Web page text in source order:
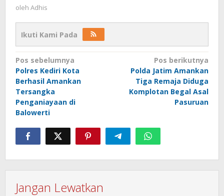
oleh Adhis
Ikuti Kami Pada
Navigasi
pos
Pos sebelumnya
Polres Kediri Kota
Berhasil Amankan
Tersangka
Penganiayaan di
Balowerti
Pos berikutnya
Polda Jatim Amankan
Tiga Remaja Diduga
Komplotan Begal Asal
Pasuruan
Jangan Lewatkan